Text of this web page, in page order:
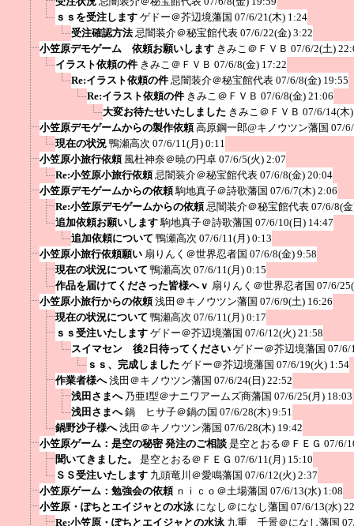
ｓｓを受注します ゲドー＠芥辺境藩国 07/6/21(木) 1:24
受注確認方法 忌闇装介＠秘宝館代表 07/6/22(金) 3:22
小笠原デモゲーム 依頼お願いします きみこ＠ＦＶＢ 07/6/2(土)
イラスト依頼の件 きみこ＠ＦＶＢ 07/6/8(金) 17:22
Re:イラスト依頼の件 忌闇装介＠秘宝館代表 07/6/8(金) 19:55
Re:イラスト依頼の件 きみこ＠ＦＶＢ 07/6/8(金) 21:06
大変お待たせいたしました きみこ＠ＦＶＢ 07/6/14(木
小笠原デモゲームからの製作依頼 高原鋼一郎@キノウツン藩国 07/
現在の状況 鴨瀬高次 07/6/11(月) 0:11
小笠原小旅行依頼 風杜神奈＠暁の円卓 07/6/5(火) 2:07
Re:小笠原小旅行依頼 忌闇装介＠秘宝館代表 07/6/8(金) 20:04
小笠原デモゲームからの依頼 駒地真子＠詩歌藩国 07/6/7(木) 2:06
Re:小笠原デモゲームからの依頼 忌闇装介＠秘宝館代表 07/6/8(
追加依頼お願いします 駒地真子＠詩歌藩国 07/6/10(日) 14:47
追加依頼について 鴨瀬高次 07/6/11(月) 0:13
小笠原小旅行依頼願い 扇りんく＠世界忍者国 07/6/8(金) 9:58
現在の状況について 鴨瀬高次 07/6/11(月) 0:15
作品を届けてくださった皆様へｖ 扇りんく＠世界忍者国 07/6/
小笠原小旅行からの依頼 浅田＠キノウツン藩国 07/6/9(土) 16:26
現在の状況について 鴨瀬高次 07/6/11(月) 0:17
ｓｓ受注いたします ゲドー＠芥辺境藩国 07/6/12(火) 21:58
スイマセン 後2日待ってください ゲドー＠芥辺境藩国 07/6/
ｓｓ、完成しました ゲドー＠芥辺境藩国 07/6/19(火) 1:54
作業者様へ 浅田＠キノウツン藩国 07/6/24(日) 22:52
浅田さまへ 乃亜I型＠ナニワアームズ商藩国 07/6/25(月) 18:03
浅田さまへ 鍋 ヒサ子＠鍋の国 07/6/28(木) 9:51
鍋野沙子様へ 浅田＠キノウツン藩国 07/6/28(木) 19:42
小笠原ゲーム：是空の秘密 発注のご相談 是空とおる＠ＦＥＧ 07/6/
聞いてきました。
是空とおる＠ＦＥＧ 07/6/11(月) 15:10
ＳＳ受注いたします 九頭竜川＠愛鳴藩国 07/6/12(火) 2:37
小笠原ゲーム：勉強会の依頼 ｎｉｃｏ＠土場藩国 07/6/13(水) 1:08
小笠原・ぽちとエイジャとの水泳 になし＠になし藩国 07/6/13(水)
Re:小笠原・ぽちとエイジャとの水泳 九重 千景＠になし藩国